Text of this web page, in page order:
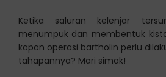
Ketika saluran kelenjar
menumpuk dan membentuk
kapan operasi bartholin perlu
tahapannya? Mari simak!